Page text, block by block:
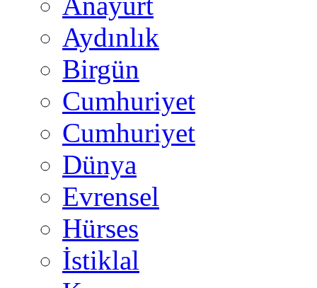
Aydınlık
Birgün
Cumhuriyet
Cumhuriyet
Dünya
Evrensel
Hürses
İstiklal